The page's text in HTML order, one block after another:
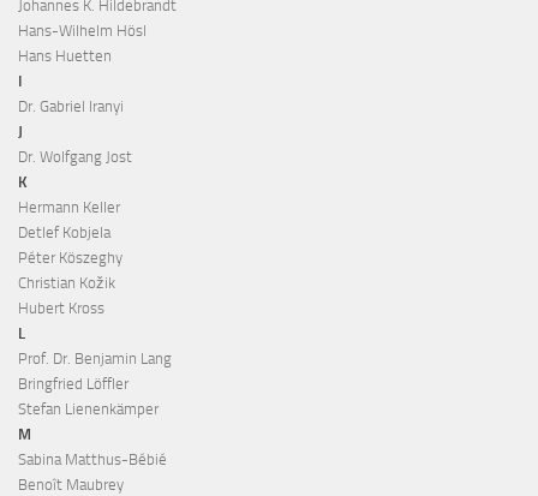
Johannes K. Hildebrandt
Hans-Wilhelm Hösl
Hans Huetten
I
Dr. Gabriel Iranyi
J
Dr. Wolfgang Jost
K
Hermann Keller
Detlef Kobjela
Péter Köszeghy
Christian Kožik
Hubert Kross
L
Prof. Dr. Benjamin Lang
Bringfried Löffler
Stefan Lienenkämper
M
Sabina Matthus-Bébié
Benoît Maubrey